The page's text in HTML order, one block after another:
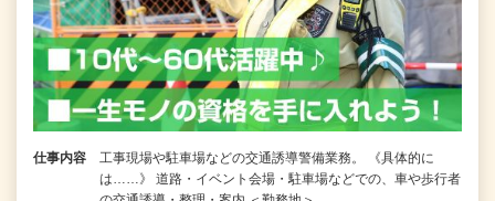
仕事内容
工事現場や駐車場などの交通誘導警備業務。 《具体的に
は……》 道路・イベント会場・駐車場などでの、車や歩行者